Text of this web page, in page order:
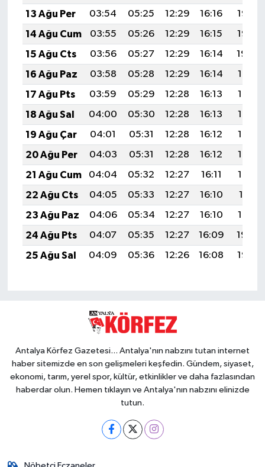
13 Ağu Per
03:54 05:25 12:29 16:16
19:23
14 Ağu Cum
03:55 05:26 12:29 16:15
19:22
15 Ağu Cts
03:56 05:27 12:29 16:14
19:20
16 Ağu Paz
03:58 05:28 12:29 16:14
19:19
17 Ağu Pts
03:59 05:29 12:28 16:13
19:18
18 Ağu Sal
04:00 05:30 12:28 16:13
19:17
19 Ağu Çar
04:01 05:31 12:28 16:12
19:15
20 Ağu Per
04:03 05:31 12:28 16:12
19:14
21 Ağu Cum
04:04 05:32 12:27 16:11
19:13
22 Ağu Cts
04:05 05:33 12:27 16:10
19:11
23 Ağu Paz
04:06 05:34 12:27 16:10
19:10
24 Ağu Pts
04:07 05:35 12:27 16:09
19:08
25 Ağu Sal
04:09 05:36 12:26 16:08 19:07
Antalya Körfez Gazetesi... Antalya'nın nabzını tutan internet
haber sitemizde en son gelişmeleri keşfedin. Gündem, siyaset,
ekonomi, tarım, yerel spor, kültür, etkinlikler ve daha fazlasından
haberdar olun. Hemen tıklayın ve Antalya'nın nabzını elinizde
tutun.